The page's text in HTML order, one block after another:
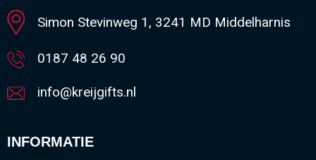
Simon Stevinweg 1, 3241 MD Middelharnis
0187 48 26 90
info@kreijgifts.nl
INFORMATIE